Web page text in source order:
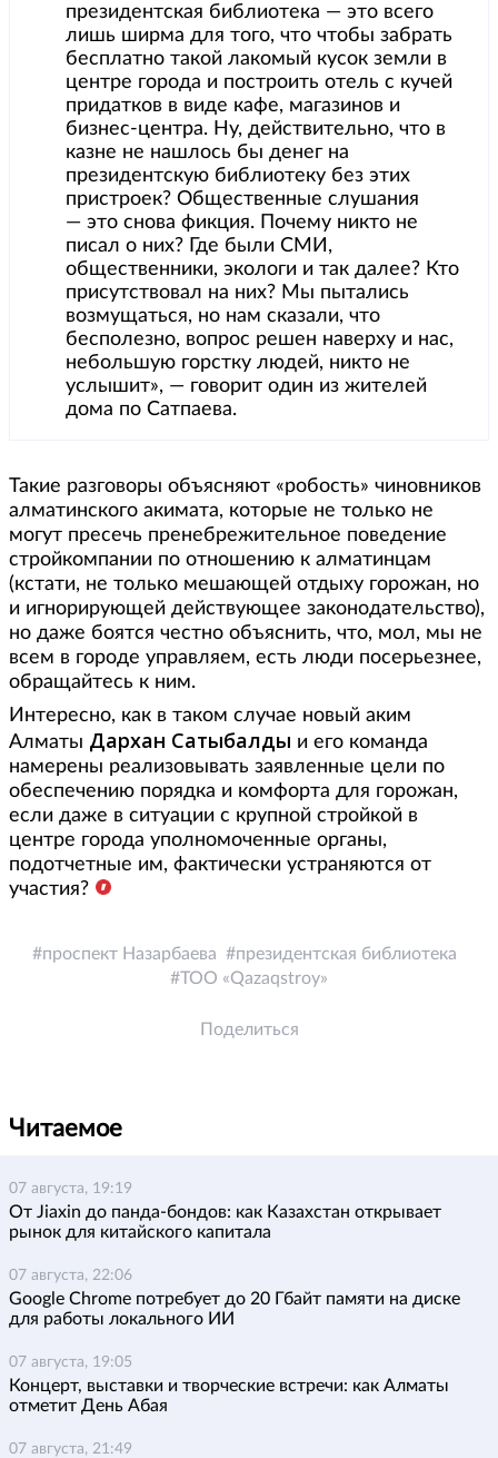
президентская библиотека — это всего
лишь ширма для того, что чтобы забрать
бесплатно такой лакомый кусок земли в
центре города и построить отель с кучей
придатков в виде кафе, магазинов и
бизнес-центра. Ну, действительно, что в
казне не нашлось бы денег на
президентскую библиотеку без этих
пристроек? Общественные слушания
— это снова фикция. Почему никто не
писал о них? Где были СМИ,
общественники, экологи и так далее? Кто
присутствовал на них? Мы пытались
возмущаться, но нам сказали, что
бесполезно, вопрос решен наверху и нас,
небольшую горстку людей, никто не
услышит», — говорит один из жителей
дома по Сатпаева.
Такие разговоры объясняют «робость» чиновников
алматинского акимата, которые не только не
могут пресечь пренебрежительное поведение
стройкомпании по отношению к алматинцам
(кстати, не только мешающей отдыху горожан, но
и игнорирующей действующее законодательство),
но даже боятся честно объяснить, что, мол, мы не
всем в городе управляем, есть люди посерьезнее,
обращайтесь к ним.
Интересно, как в таком случае новый аким
Алматы Дархан Сатыбалды и его команда
намерены реализовывать заявленные цели по
обеспечению порядка и комфорта для горожан,
если даже в ситуации с крупной стройкой в
центре города уполномоченные органы,
подотчетные им, фактически устраняются от
участия?
проспект Назарбаева
президентская библиотека
ТОО «Qazaqstroy»
Поделиться
Читаемое
07 августа, 19:19
От Jiaxin до панда-бондов: как Казахстан открывает
рынок для китайского капитала
07 августа, 22:06
Google Chrome потребует до 20 Гбайт памяти на диске
для работы локального ИИ
07 августа, 19:05
Концерт, выставки и творческие встречи: как Алматы
отметит День Абая
07 августа, 21:49